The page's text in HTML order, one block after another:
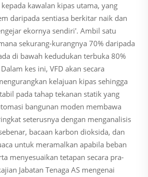
kawalan kipas utama, yang
daripada sentiasa berkitar naik dan
ekornya sendiri'. Ambil satu
sekurang-kurangnya 70% daripada
di bawah kedudukan terbuka 80%
kes ini, VFD akan secara
kelajuan kipas sehingga
pada tahap tekanan statik yang
bangunan moden membawa
seterusnya dengan menganalisis
bacaan karbon dioksida, dan
untuk meramalkan apabila beban
menyesuaikan tetapan secara pra-
Jabatan Tenaga AS mengenai